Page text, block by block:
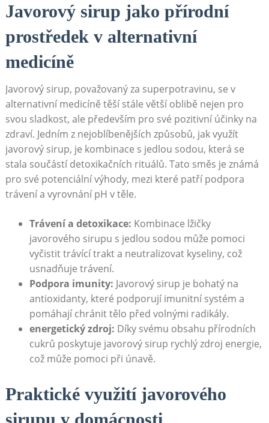
Javorový sirup jako přírodní⁣
prostředek v alternativní
medicíně
Javorový‌ sirup, považovaný za‍ superpotravinu, se ‍v
alternativní medicíně těší ⁣stále větší ⁤oblibě nejen​ pro
svou sladkost, ale ​především‌ pro své ​pozitivní účinky ‍na
zdraví. ⁢Jedním z nejoblíbenějších způsobů, jak využít
javorový sirup, je kombinace ⁢s jedlou‍ sodou, která ‍se
‌stala součástí‌ detoxikačních rituálů. Tato směs je‌ známá
pro své​ potenciální výhody, mezi které ⁣patří podpora
trávení a vyrovnání ⁤pH ⁤v ‌těle.
Trávení a detoxikace: ​Kombinace lžičky
javorového sirupu s jedlou sodou může pomoci
vyčistit trávící trakt​ a neutralizovat kyseliny, což
usnadňuje trávení.
Podpora imunity: Javorový sirup je bohatý na
antioxidanty, které podporují imunitní systém ⁤a
pomáhají chránit ⁣tělo před volnými radikály.
energetický zdroj: Díky svému obsahu přírodních
cukrů poskytuje javorový sirup rychlý zdroj ⁢energie,
což‍ může⁤ pomoci při únavě.
Praktické využití javorového
‍sirupu‌ v ⁢domácnosti